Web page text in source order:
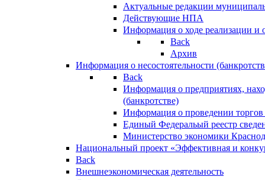
Актуальные редакции
Действующие НПА
Информация о ходе реализации
Back
Архив
Информация о несостоятельности
Back
Информация о предприятиях,
(банкротстве)
Информация о проведении
Единый Федеральый реестр
Министерство экономики
Национальный проект «Эффективная и
Back
Внешнеэкономическая деятельность